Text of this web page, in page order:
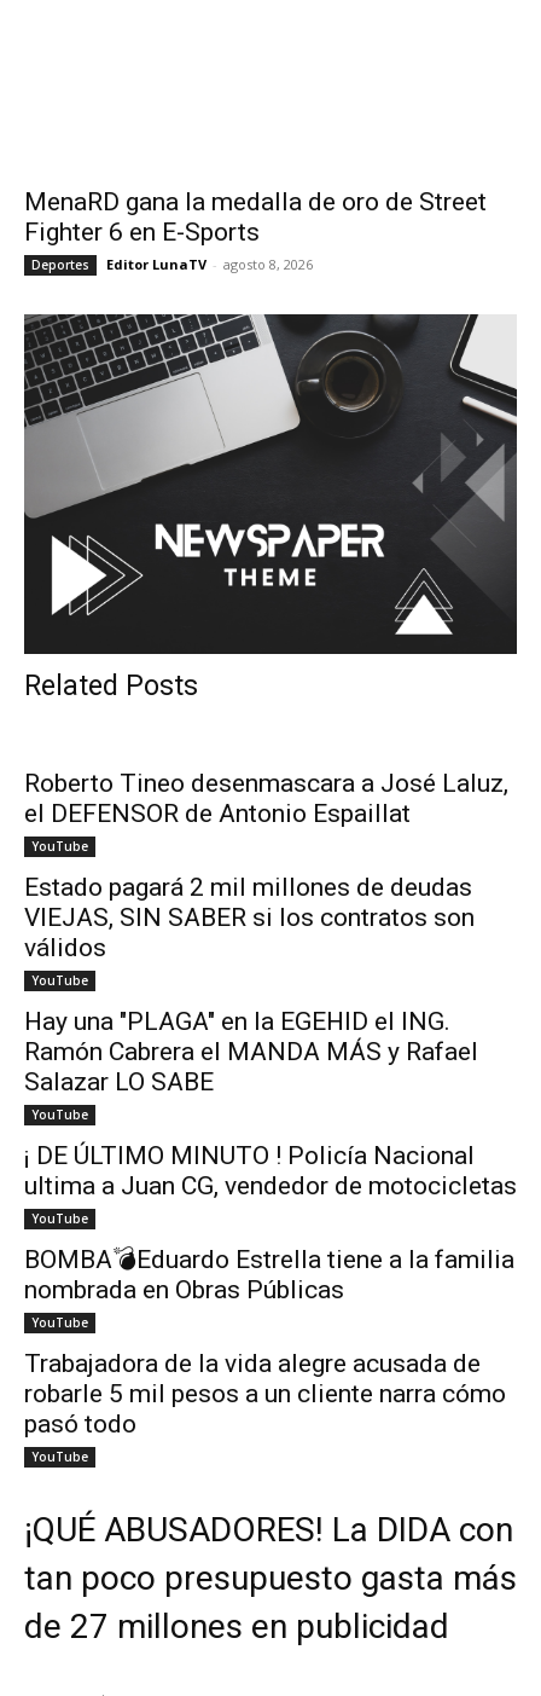
MenaRD gana la medalla de oro de Street
Fighter 6 en E-Sports
Deportes Editor LunaTV - agosto 8, 2026
Related Posts
Roberto Tineo desenmascara a José Laluz,
el DEFENSOR de Antonio Espaillat
YouTube
Estado pagará 2 mil millones de deudas
VIEJAS, SIN SABER si los contratos son
válidos
YouTube
Hay una "PLAGA" en la EGEHID el ING.
Ramón Cabrera el MANDA MÁS y Rafael
Salazar LO SABE
YouTube
¡ DE ÚLTIMO MINUTO ! Policía Nacional
ultima a Juan CG, vendedor de motocicletas
YouTube
BOMBA💣Eduardo Estrella tiene a la familia
nombrada en Obras Públicas
YouTube
Trabajadora de la vida alegre acusada de
robarle 5 mil pesos a un cliente narra cómo
pasó todo
YouTube
¡QUÉ ABUSADORES! La DIDA con
tan poco presupuesto gasta más
de 27 millones en publicidad